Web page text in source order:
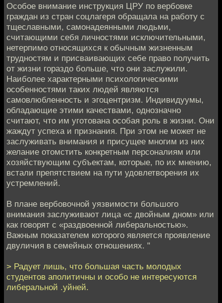
Особое внимание инструкция ЦРУ по вербовке
граждан из стран соцлагеря обращала на работу с
тщеславными, самонадеянными людьми,
считающими себя личностями исключительными,
нетерпимо относящихся к обычным жизненным
трудностям и присваивающих себе право получить
от жизни гораздо больше, что они заслужили.
Наиболее характерными психологическими
особенностями таких людей являются
самовлюбленность и эгоцентризм. Индивидуумы,
обладающие этими качествами, однозначно
считают, что им уготована особая роль в жизни. Они
жаждут успеха и признания. При этом не может не
заслуживать внимания и присущее многим из них
желание отомстить конкретным персоналиям или
хозяйствующим субъектам, которые, по их мнению,
встали препятствием на пути удовлетворения их
устремлений.
В плане вербовочной уязвимости большого
внимания заслуживают лица «с двойным дном» или
как говорят с «раздвоенной либеральностью».
Важным показателем которого является проявление
двуличия в семейных отношениях. "
> Радует лишь, что большая часть молодых
студентов аполитичны и особо не интересуются
либеральной .уйней.